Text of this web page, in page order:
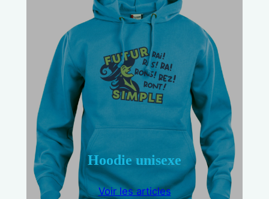
Hoodie unisexe
Voir les articles